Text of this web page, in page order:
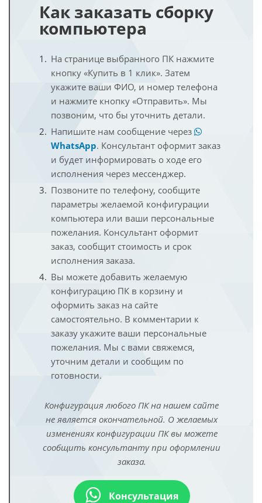
Как заказать сборку
компьютера
На странице выбранного ПК нажмите
кнопку «Купить в 1 клик». Затем
укажите ваши ФИО, и номер телефона
и нажмите кнопку «Отправить». Мы
позвоним, что бы уточнить детали.
Напишите нам сообщение через
WhatsApp. Консультант оформит заказ
и будет информировать о ходе его
исполнения через мессенджер.
Позвоните по телефону, сообщите
параметры желаемой конфигурации
компьютера или ваши персональные
пожелания. Консультант оформит
заказ, сообщит стоимость и срок
исполнения заказа.
Вы можете добавить желаемую
конфигурацию ПК в корзину и
оформить заказ на сайте
самостоятельно. В комментарии к
заказу укажите ваши персональные
пожелания. Мы с вами свяжемся,
уточним детали и сообщим по
готовности.
Конфигурация любого ПК на нашем сайте
не является окончательной. О желаемых
изменениях конфигурации ПК вы можете
сообщить консультанту при оформлении
заказа.
Консультация